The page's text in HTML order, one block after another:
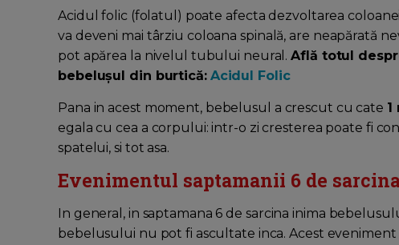
Acidul folic (folatul) poate afecta dezvoltarea
va deveni mai târziu coloana spinală, are neapărată
pot apărea la nivelul tubului neural.Află totul
bebelușul din burtică: Acidul Folic
Pana in acest moment, bebelusul a crescut cu cate 1
egala cu cea a corpului: intr-o zi cresterea poate fi
spatelui, si tot asa.
Evenimentul saptamanii 6 de
In general, in saptamana 6 de sarcina inima
bebelusului nu pot fi ascultate inca. Acest eveniment